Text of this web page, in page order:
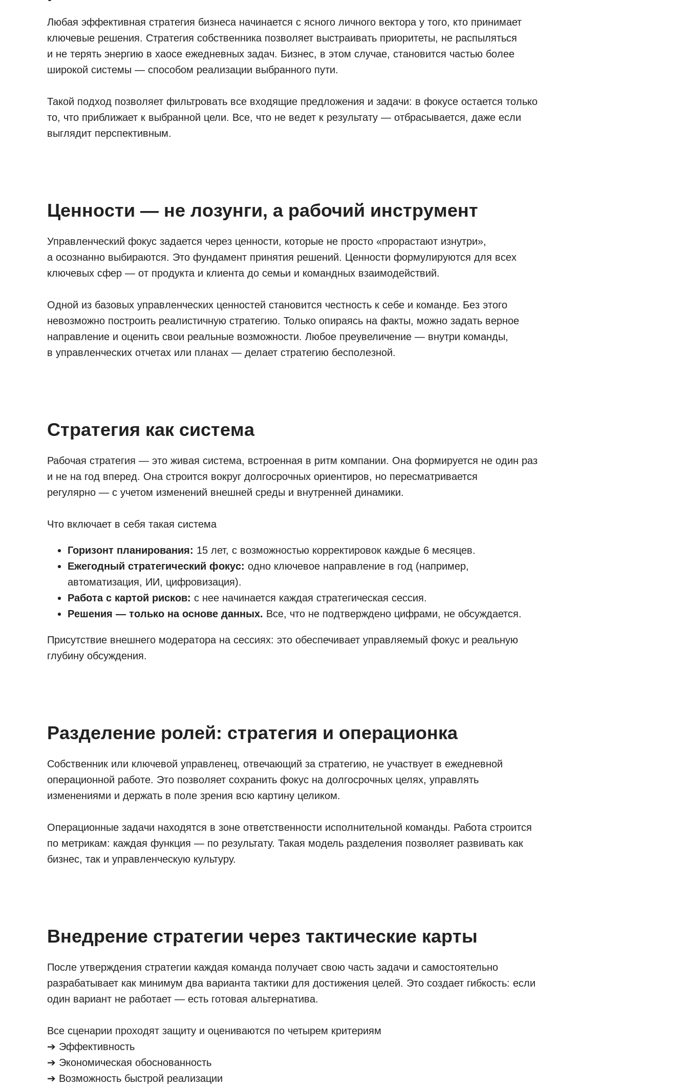
Любая эффективная стратегия бизнеса начинается с ясного личного вектора у того, кто принимает
ключевые решения. Стратегия собственника позволяет выстраивать приоритеты, не распыляться
и не терять энергию в хаосе ежедневных задач. Бизнес, в этом случае, становится частью более
широкой системы — способом реализации выбранного пути.
Такой подход позволяет фильтровать все входящие предложения и задачи: в фокусе остается только
то, что приближает к выбранной цели. Все, что не ведет к результату — отбрасывается, даже если
выглядит перспективным.
Ценности — не лозунги, а рабочий инструмент
Управленческий фокус задается через ценности, которые не просто «прорастают изнутри»,
а осознанно выбираются. Это фундамент принятия решений. Ценности формулируются для всех
ключевых сфер — от продукта и клиента до семьи и командных взаимодействий.
Одной из базовых управленческих ценностей становится честность к себе и команде. Без этого
невозможно построить реалистичную стратегию. Только опираясь на факты, можно задать верное
направление и оценить свои реальные возможности. Любое преувеличение — внутри команды,
в управленческих отчетах или планах — делает стратегию бесполезной.
Стратегия как система
Рабочая стратегия — это живая система, встроенная в ритм компании. Она формируется не один раз
и не на год вперед. Она строится вокруг долгосрочных ориентиров, но пересматривается
регулярно — с учетом изменений внешней среды и внутренней динамики.
Что включает в себя такая система
Горизонт планирования: 15 лет, с возможностью корректировок каждые 6 месяцев.
Ежегодный стратегический фокус: одно ключевое направление в год (например,
автоматизация, ИИ, цифровизация).
Работа с картой рисков: с нее начинается каждая стратегическая сессия.
Решения — только на основе данных. Все, что не подтверждено цифрами, не обсуждается.
Присутствие внешнего модератора на сессиях: это обеспечивает управляемый фокус и реальную
глубину обсуждения.
Разделение ролей: стратегия и операционка
Собственник или ключевой управленец, отвечающий за стратегию, не участвует в ежедневной
операционной работе. Это позволяет сохранить фокус на долгосрочных целях, управлять
изменениями и держать в поле зрения всю картину целиком.
Операционные задачи находятся в зоне ответственности исполнительной команды. Работа строится
по метрикам: каждая функция — по результату. Такая модель разделения позволяет развивать как
бизнес, так и управленческую культуру.
Внедрение стратегии через тактические карты
После утверждения стратегии каждая команда получает свою часть задачи и самостоятельно
разрабатывает как минимум два варианта тактики для достижения целей. Это создает гибкость: если
один вариант не работает — есть готовая альтернатива.
Все сценарии проходят защиту и оцениваются по четырем критериям
➔ Эффективность
➔ Экономическая обоснованность
➔ Возможность быстрой реализации